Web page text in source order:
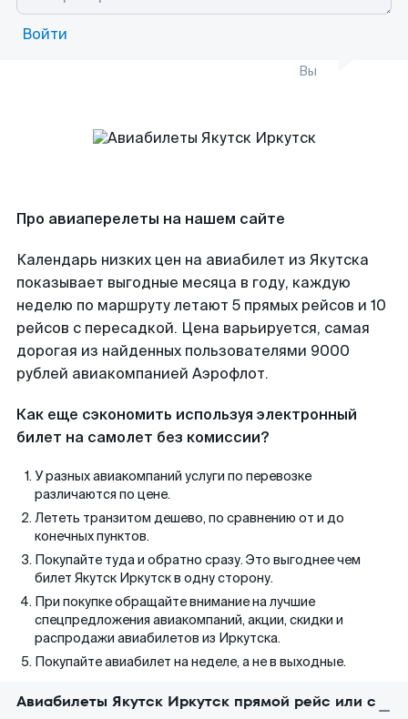
Войти
Вы
Про авиаперелеты на нашем сайте
Календарь низких цен на авиабилет из Якутска
показывает выгодные месяца в году, каждую
неделю по маршруту летают 5 прямых рейсов и 10
рейсов с пересадкой. Цена варьируется, самая
дорогая из найденных пользователями 9000
рублей авиакомпанией Аэрофлот.
Как еще сэкономить используя электронный
билет на самолет без комиссии?
У разных авиакомпаний услуги по перевозке
различаются по цене.
Лететь транзитом дешево, по сравнению от и до
конечных пунктов.
Покупайте туда и обратно сразу. Это выгоднее чем
билет Якутск Иркутск в одну сторону.
При покупке обращайте внимание на лучшие
спецпредложения авиакомпаний, акции, скидки и
распродажи авиабилетов из Иркутска.
Покупайте авиабилет на неделе, а не в выходные.
Авиабилеты Якутск Иркутск прямой рейс или с